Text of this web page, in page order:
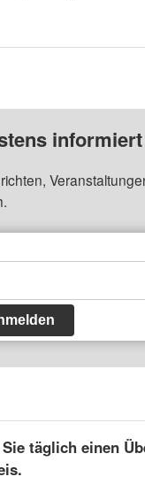
informiert
täglich einen